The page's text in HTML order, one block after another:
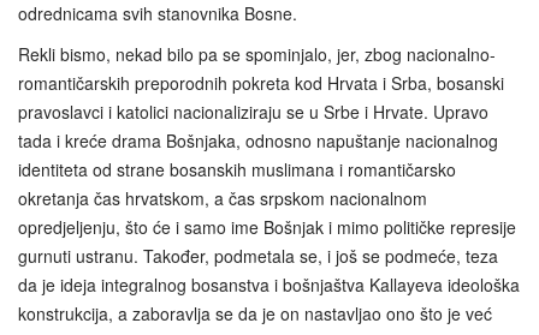
odrednicama svih stanovnika Bosne.
Rekli bismo, nekad bilo pa se spominjalo, jer, zbog nacionalno-
romantičarskih preporodnih pokreta kod Hrvata i Srba, bosanski
pravoslavci i katolici nacionaliziraju se u Srbe i Hrvate. Upravo
tada i kreće drama Bošnjaka, odnosno napuštanje nacionalnog
identiteta od strane bosanskih muslimana i romantičarsko
okretanja čas hrvatskom, a čas srpskom nacionalnom
opredjeljenju, što će i samo ime Bošnjak i mimo političke represije
gurnuti ustranu. Također, podmetala se, i još se podmeće, teza
da je ideja integralnog bosanstva i bošnjaštva Kallayeva ideološka
konstrukcija, a zaboravlja se da je on nastavljao ono što je već